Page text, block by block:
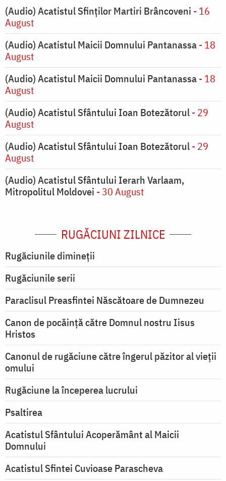
(Audio) Acatistul Sfinților Martiri Brâncoveni - 16
August
(Audio) Acatistul Maicii Domnului Pantanassa- 18
August
(Audio) Acatistul Maicii Domnului Pantanassa- 18
August
(Audio) Acatistul Sfântului Ioan Botezătorul- 29
August
(Audio) Acatistul Sfântului Ioan Botezătorul- 29
August
(Audio) Acatistul Sfântului Ierarh Varlaam,
Mitropolitul Moldovei - 30 August
RUGĂCIUNI ZILNICE
Rugăciunile dimineții
Rugăciunile serii
Paraclisul Preasfintei Născătoare de Dumnezeu
Canon de pocăință către Domnul nostru Iisus
Hristos
Canonul de rugăciune către îngerul păzitor al vieții
omului
Rugăciune la începerea lucrului
Psaltirea
Acatistul Sfântului Acoperământ al Maicii
Domnului
Acatistul Sfintei Cuvioase Parascheva